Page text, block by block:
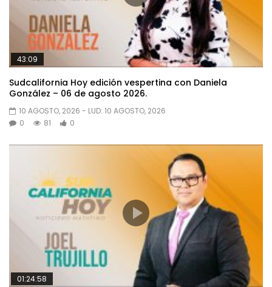
43:09
Sudcalifornia Hoy edición vespertina con Daniela
González – 06 de agosto 2026.
10 AGOSTO, 2026 - LUD: 10 AGOSTO, 2026
0
81 0
01:24:58